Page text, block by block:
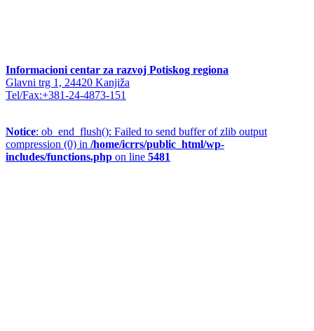
Informacioni centar za razvoj Potiskog regiona
Glavni trg 1, 24420 Kanjiža
Tel/Fax:+381-24-4873-151
Notice: ob_end_flush(): Failed to send buffer of zlib output
compression (0) in /home/icrrs/public_html/wp-
includes/functions.php on line 5481